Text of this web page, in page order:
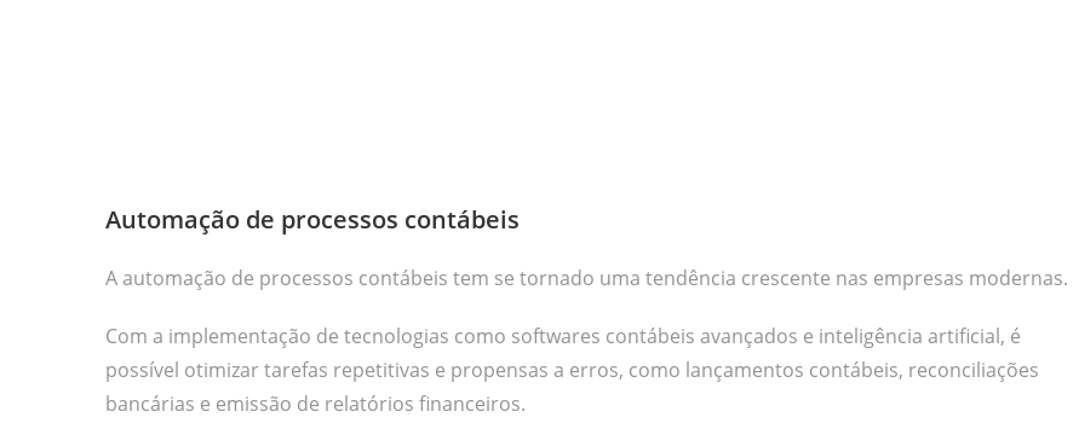
Automação de processos contábeis
A automação de processos contábeis tem se tornado uma tendência crescente nas empresas modernas.
Com a implementação de tecnologias como softwares contábeis avançados e inteligência artificial, é
possível otimizar tarefas repetitivas e propensas a erros, como lançamentos contábeis, reconciliações
bancárias e emissão de relatórios financeiros.